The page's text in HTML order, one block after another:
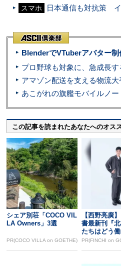
スマホ 日本通信も対抗策
BlenderでVTuberアバター
この記事を読まれたあなたへのオス
シェア別荘「COCO VIL
LA Owners」3選
PR(COCO VILLA on GOETHE)
【西野亮廣
書最新刊『
たちはどう働
PR(FINCHI on